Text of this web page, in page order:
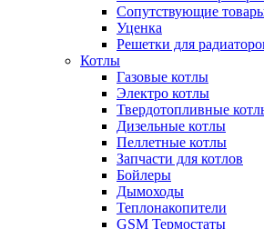
Сопутствующие
Уценка
Решетки для
Котлы
Газовые котлы
Электро котлы
Твердотопливные
Дизельные котлы
Пеллетные котлы
Запчасти для котлов
Бойлеры
Дымоходы
Теплонакопители
GSM Термостаты